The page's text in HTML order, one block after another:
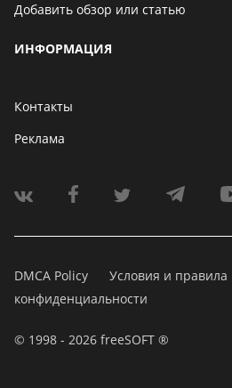
Добавить обзор или статью
ИНФОРМАЦИЯ
Контакты
Реклама
DMCA Policy Условия и правила
конфиденциальности
© 1998 - 2026 freeSOFT ®